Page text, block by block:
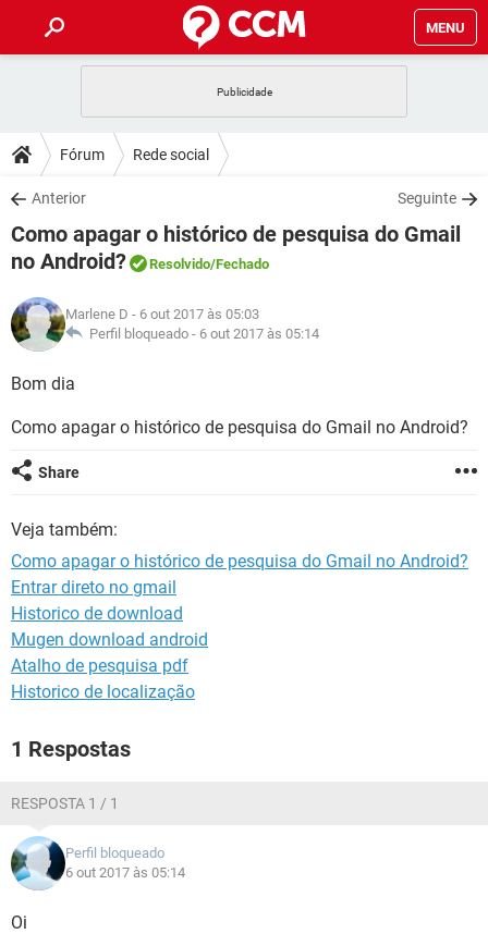
MENU
CELULAR
OUTLOOK
INSTAGRAM GMAIL
GUIA DE COMPRAS
DICAS
JOGOS
OUTLOOK
GUIA DE COMPRAS
DOWNLOADS
JOGOS WHATSAPP
CELULAR FACEBOOK
OUTLOOK
INSTAGRAM
GUIA DE COMPRAS
FÓRUM
CELULAR FACEBOOK
GUIA DE COMPRAS
GLOSSÁRIO
JOGOS
CELULAR
OUTLOOK EXCEL
INSTAGRAM
Fórum Rede social
Anterior Seguinte
Como apagar o histórico de pesquisa do Gmail
no Android?
Resolvido/Fechado
Marlene D - 6 out 2017 às 05:03
Perfil bloqueado - 6 out 2017 às 05:14
Bom dia
Como apagar o histórico de pesquisa do Gmail no Android?
Share
Veja também:
Como apagar o histórico de pesquisa do Gmail no Android?
Entrar direto no gmail
Historico de download
Mugen download android
Atalho de pesquisa pdf
Historico de localização
1 Respostas
RESPOSTA 1 / 1
Perfil bloqueado
6 out 2017 às 05:14
Oi